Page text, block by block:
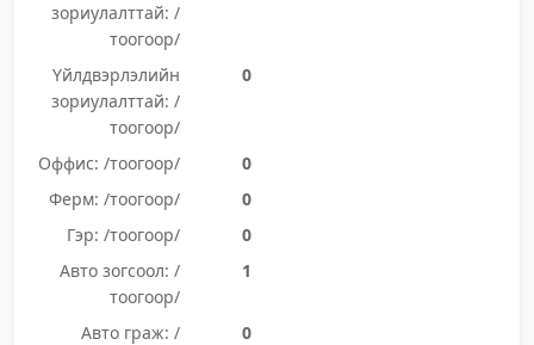
зориулалттай: /
тоогоор/
Үйлдвэрлэлийн
зориулалттай: /
тоогоор/
0
Оффис: /тоогоор/
0
Ферм: /тоогоор/
0
Гэр: /тоогоор/
0
Авто зогсоол: /
тоогоор/
1
Авто граж: /
0